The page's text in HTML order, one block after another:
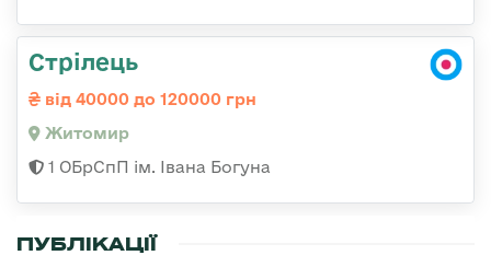
Стрілець
від 40000 до 120000 грн
Житомир
1 ОБрСпП ім. Івана Богуна
ПУБЛІКАЦІЇ